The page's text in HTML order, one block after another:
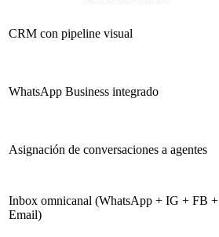
CRM con pipeline visual
WhatsApp Business integrado
Asignación de conversaciones a agentes
Inbox omnicanal (WhatsApp + IG + FB +
Email)